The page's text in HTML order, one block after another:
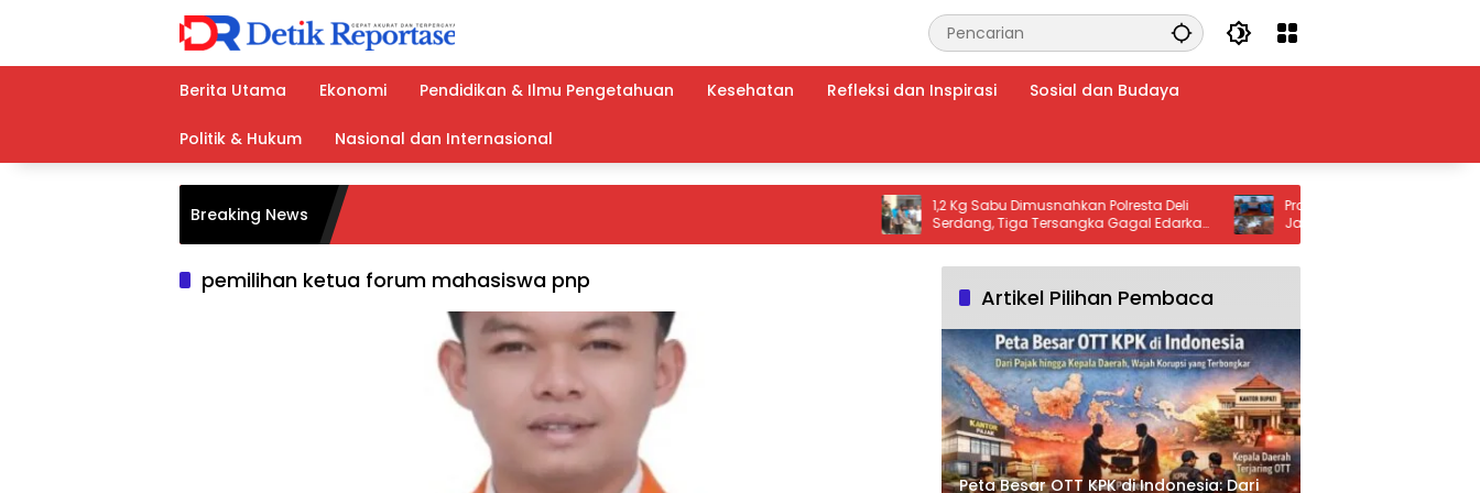
Berita Utama
Ekonomi Pendidikan & Ilmu Pengetahuan Kesehatan Refleksi dan Inspirasi Sosial dan Budaya
Politik & Hukum Nasional dan Internasional
Breaking News
1,2 Kg Sabu Dimusnahkan Polresta Deli
Serdang, Tiga Tersangka Gagal Edarkan
Ribuan Dosis Narkoba”.
Program CSR PT WHW Bantu
Jalan Provinsi
Warga Apresiasi Kepedulian
pemilihan ketua forum mahasiswa pnp
Artikel Pilihan Pembaca
Peta Besar OTT KPK di Indonesia: Dari